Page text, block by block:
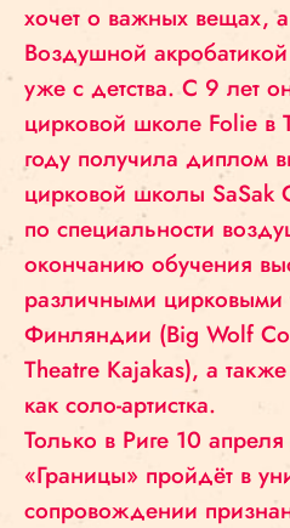
хочет о важных вещах,
Воздушной акробатикой
уже с детства. С 9 лет
цирковой школе Folie в
году получила диплом
цирковой школы SaSak
по специальности
окончанию обучения
различными цирковыми
Финляндии (Big Wolf
Theatre Kajakas), а
как соло-артистка.
Только в Риге 10
«Границы» пройдёт в
сопровождении